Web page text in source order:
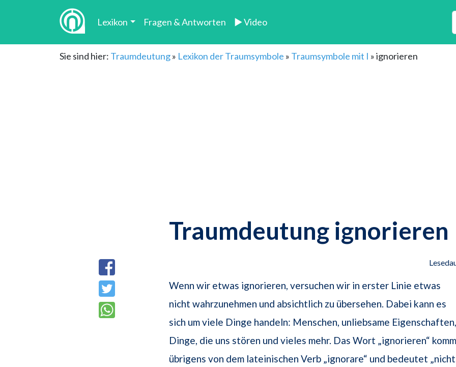
Lexikon Fragen & Antworten ► Video
Sie sind hier: Traumdeutung» Lexikon der Traumsymbole » Traumsymbole mit I »ignorieren
Traumdeutung ignorieren
Wenn wir etwas ignorieren, versuchen wir in erster Linie etwas
nicht wahrzunehmen und absichtlich zu übersehen. Dabei kann es
sich um viele Dinge handeln: Menschen, unliebsame Eigenschaften,
Dinge, die uns stören und vieles mehr. Das Wort „ignorieren“
übrigens von dem lateinischen Verb „ignorare“ und bedeutet „nicht